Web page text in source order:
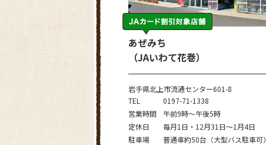
あぜみち
（JAいわて花巻）
岩手県北上市流通センター601-8
TEL
0197-71-1338
営業時間
午前9時～午後5時
定休日
毎月1日・12月31日～1月4日
駐車場
普通車約50台（大型バス駐車可）